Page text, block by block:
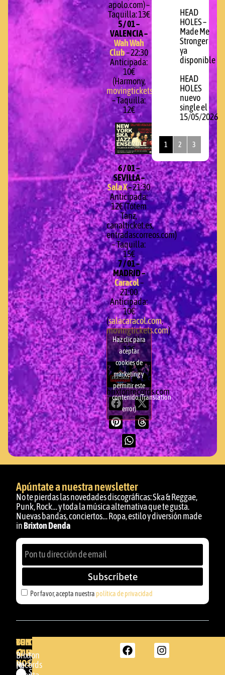
apolo.com) –
Taquilla: 13€
5 / 01 –
VALENCIA –
Wah Wah
Club– 22:30
Anticipada:
10€
(Harmony,
movingtickets.com
– Taquilla:
12€
6 / 01 –
SEVILLA –
Sala X–21:30
Anticipada:
12€ (Tótem
Tanz,
canalticket.es,
entradascorreos.com)
– Taquilla:
15€
7 / 01 –
MADRID –
Caracol–
21:00
Anticipada:
10€
(salacaracol.com,
movingtickets.com)
– Taquilla:
12€
Haz clic para
aceptar
cookies de
marketing y
permitir este
contenido (Translation
error)
brixtonrecords.com
HEAD
HOLES –
Made Me
Stronger
ya
disponible
HEAD
HOLES
nuevo
single el
15/05/2026
1 2 3
Apúntate a nuestra newsletter
No te pierdas las novedades discográficas: Ska & Reggae,
Punk, Rock… y toda la música alternativa que te gusta.
Nuevas bandas, conciertos… Ropa, estilo y diversión made
in Brixton Denda
Por favor, acepta nuestra política de privacidad
Subscríbete
BRIXTON
DENDA -
SHOP
BRIXTON
Brixton
Records
TU
CUENTA
Mi
CONTACTA
CON
NOSOTROS